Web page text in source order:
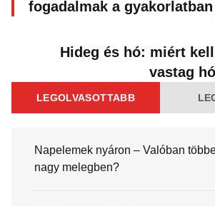
fogadalmak a gyakorlatban
Hideg és hó: miért
vastag
LEGOLVASOTTABB
Napelemek nyáron – Valóban
nagy melegben?